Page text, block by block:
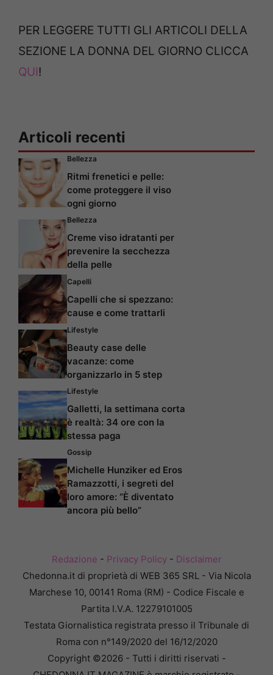
PER LEGGERE TUTTI GLI ARTICOLI DELLA
SEZIONE LA DONNA DEL GIORNO CLICCA
QUI!
Articoli recenti
Bellezza
Ritmi frenetici e pelle:
come proteggere il viso
ogni giorno
Bellezza
Creme viso idratanti per
prevenire la secchezza
della pelle
Capelli
Capelli che si spezzano:
cause e come trattarli
Lifestyle
Beauty case delle
vacanze: come
organizzarlo in 5 step
Lifestyle
Galletti, la settimana corta
è realtà: 34 ore con la
stessa paga
Gossip
Michelle Hunziker ed Eros
Ramazzotti, i segreti del
loro amore: “È diventato
ancora più bello”
Redazione - Privacy Policy- Disclaimer
Chedonna.it di proprietà di WEB 365 SRL - Via Nicola
Marchese 10, 00141 Roma (RM) - Codice Fiscale e
Partita I.V.A. 12279101005
Testata Giornalistica registrata presso il Tribunale di
Roma con n°149/2020 del 16/12/2020
Copyright ©2026 - Tutti i diritti riservati -